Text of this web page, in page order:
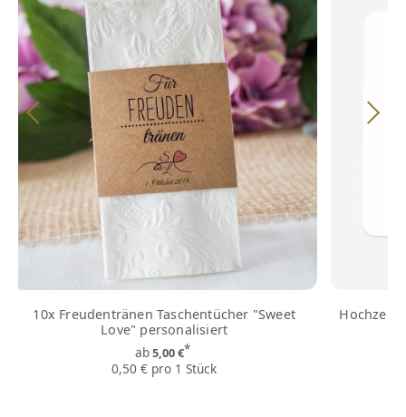
10x Freudentränen Taschentücher "Sweet
Love" personalisiert
ab5,00 €*
0,50 € pro 1 Stück